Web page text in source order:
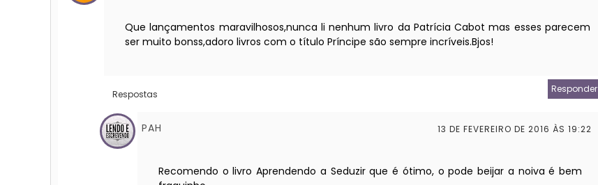
Que lançamentos maravilhosos,nunca li nenhum livro da Patrícia Cabot mas esses parecem
ser muito bonss,adoro livros com o título Príncipe são sempre incríveis.Bjos!
Responder
Respostas
PAH 13 DE FEVEREIRO DE 2016 ÀS 19:22
Recomendo o livro Aprendendo a Seduzir que é ótimo, o pode beijar a noiva é bem